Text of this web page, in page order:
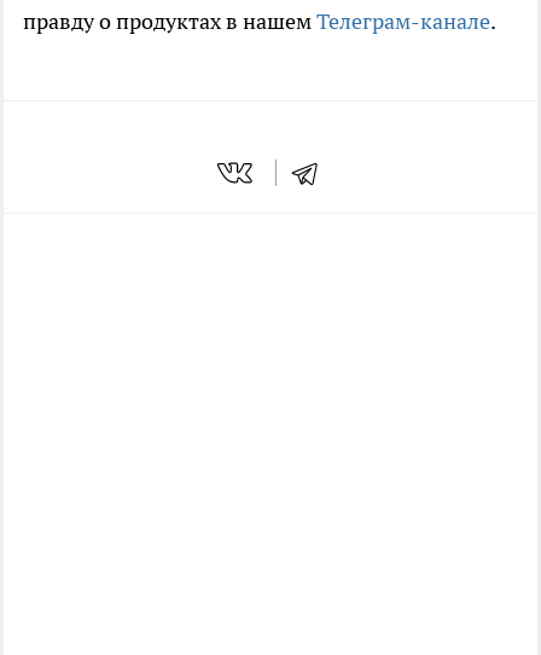
правду о продуктах в нашемТелеграм-канале.